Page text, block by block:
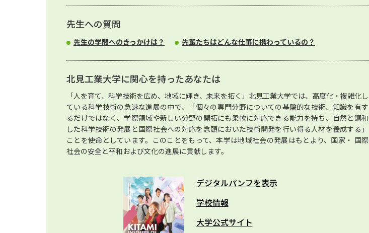
先生への質問
先生の学問へのきっかけは？ 先輩たちはどんな仕事に携わっているの？
北見工業大学に関心を持ったあなたは
「人を育て、科学技術を広め、地域に輝き、未来を拓く」北見工業大学では、高度化・複雑化し
ている科学技術の急速な進展の中で、「個々の専門分野についての基盤的な技術、知識を有す
るだけではなく、学際領域や新しい分野の開拓にも柔軟に対応できる能力を持ち、自然と調和
した科学技術の発展と国際社会への対応を念頭においた技術開発を行い得る人材を養成する」
ことを使命としています。このことをもって、本学は地域社会の発展はもとより、国家・ 国際
社会の安全と平和および文化の進展に貢献します。
デジタルパンフを表示
学校情報
大学公式サイト